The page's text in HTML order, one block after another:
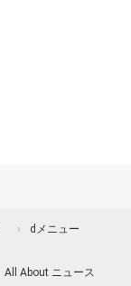
dメニュー
All About ニュース